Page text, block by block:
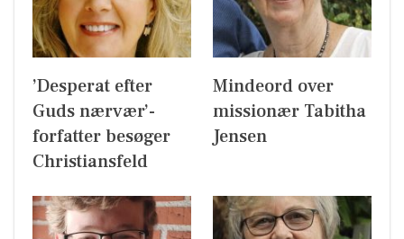
’Desperat efter
Guds nærvær’-
forfatter besøger
Christiansfeld
Mindeord over
missionær Tabitha
Jensen